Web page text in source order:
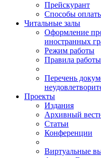
Прейскурант
Способы
Читальные залы
Оформление
иностранных
Режим работы
Правила работы
Перечень
Проекты
Издания
Архивный
Статьи
Конференции
Виртуальные